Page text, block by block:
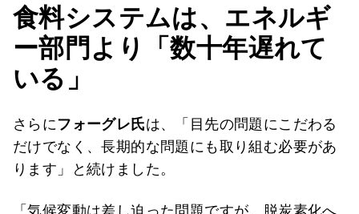
食料システムは、エネルギ
ー部門より「数十年遅れて
いる」
さらにフォーグレ氏は、「目先の問題にこだわる
だけでなく、長期的な問題にも取り組む必要があ
ります」と続けました。
「気候変動は差し迫った問題ですが、脱炭素化へ